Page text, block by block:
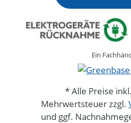
Ein
* Alle Preise
Mehrwertsteuer zzgl.
und ggf.